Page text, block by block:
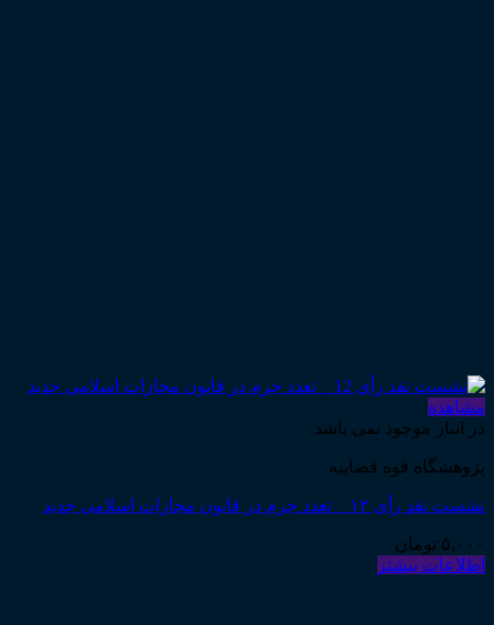
مشاهده
در انبار موجود نمی باشد
پژوهشگاه قوه قضاییه
نشست نقد رأی ۱۲ _ تعدد جرم در قانون مجازات اسلامی جدید
۵,۰۰۰ تومان
اطلاعات بیشتر